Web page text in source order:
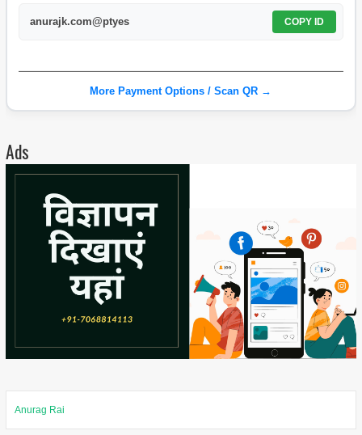
anurajk.com@ptyes COPY ID
More Payment Options / Scan QR →
Ads
Anurag Rai